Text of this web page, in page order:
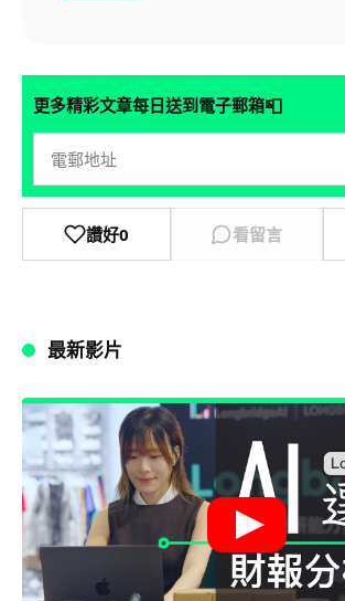
更多精彩文章每日送到電子郵箱📮
讚好0 看留言
最新影片